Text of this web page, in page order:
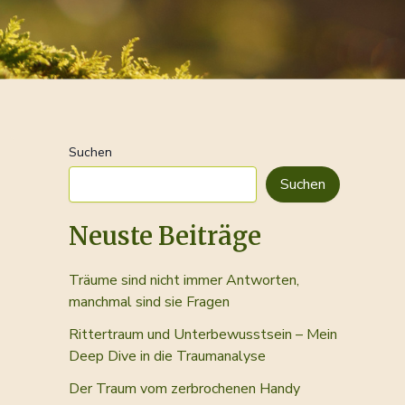
Suchen
Suchen
Neuste Beiträge
Träume sind nicht immer Antworten,
manchmal sind sie Fragen
Rittertraum und Unterbewusstsein – Mein
Deep Dive in die Traumanalyse
Der Traum vom zerbrochenen Handy